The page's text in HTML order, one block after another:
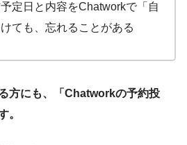
定日と内容をChatworkで「自
ても、忘れることがある
方にも、「Chatworkの予約投
。